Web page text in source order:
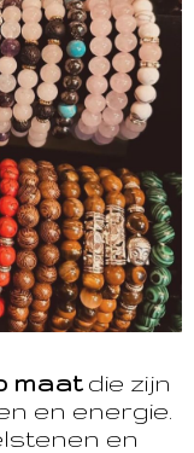
maatdie zijn
en energie.
en